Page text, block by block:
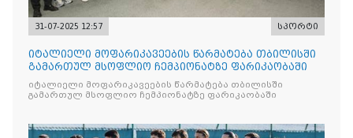
31-07-2025 12:57 სპორტი
იტალიელი მოფარიკავეების წარმატება თბილისში
გამართულ მსოფლიო ჩემპიონატზე ფარიკაობაში
იტალიელი მოფარიკავეების წარმატება თბილისში
გამართულ მსოფლიო ჩემპიონატზე ფარიკაობაში